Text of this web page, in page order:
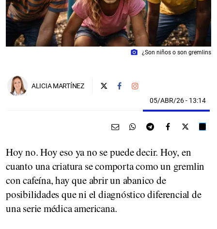
photo_camera ¿Son niños o son gremlins
ALICIA MARTÍNEZ
05/ABR/26- 13:14
Hoy no. Hoy eso ya no se puede decir. Hoy, en
cuanto una criatura se comporta como un gremlin
con cafeína, hay que abrir un abanico de
posibilidades que ni el diagnóstico diferencial de
una serie médica americana.